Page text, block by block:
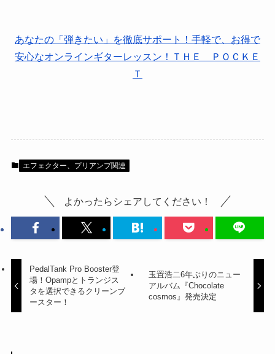
あなたの「弾きたい」を徹底サポート！手軽で、お得で
安心なオンラインギターレッスン！ＴＨＥ ＰＯＣＫＥ
Ｔ
エフェクター、プリアンプ関連
よかったらシェアしてください！
PedalTank Pro Booster登
場！Opampとトランジス
タを選択できるクリーンブ
ースター！
玉置浩二6年ぶりのニュー
アルバム『Chocolate
cosmos』発売決定